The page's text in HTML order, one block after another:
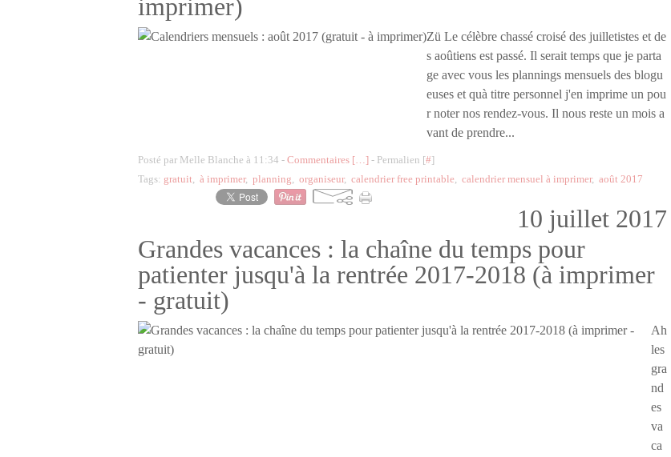
imprimer)
Zü Le célèbre chassé croisé des juilletistes et de
s aoûtiens est passé. Il serait temps que je parta
ge avec vous les plannings mensuels des blogu
euses et quà titre personnel j'en imprime un pou
r noter nos rendez-vous. Il nous reste un mois a
vant de prendre...
Posté par Melle Blanche à 11:34 - Commentaires […] - Permalien [#]
Tags: gratuit, à imprimer, planning, organiseur, calendrier free printable, calendrier mensuel à imprimer, août 2017
10 juillet 2017
Grandes vacances : la chaîne du temps pour
patienter jusqu'à la rentrée 2017-2018 (à imprimer
- gratuit)
Ah
les
gra
nd
es
va
ca